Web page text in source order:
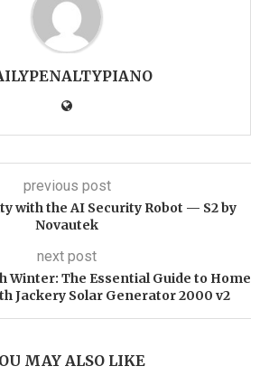
previous post
with the AI Security Robot — S2 by
Novautek
next post
Winter: The Essential Guide to Home
Jackery Solar Generator 2000 v2
MAY ALSO LIKE